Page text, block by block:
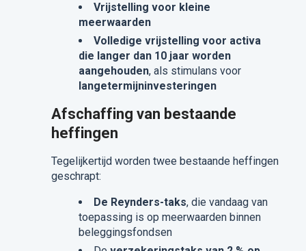
Vrijstelling voor kleine
meerwaarden
Volledige vrijstelling voor activa
die langer dan 10 jaar worden
aangehouden, als stimulans voor
langetermijninvesteringen
Afschaffing van bestaande
heffingen
Tegelijkertijd worden twee bestaande heffingen
geschrapt:
De Reynders-taks, die vandaag van
toepassing is op meerwaarden binnen
beleggingsfondsen